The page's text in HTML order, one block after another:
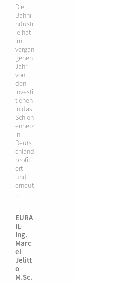
Die
Bahni
ndustr
ie hat
im
vergan
genen
Jahr
von
den
Investi
tionen
in das
Schien
ennetz
in
Deuts
chland
profiti
ert
und
erneut
...
EURA
IL-
Ing.
Marc
el
Jelitt
o
M.Sc.